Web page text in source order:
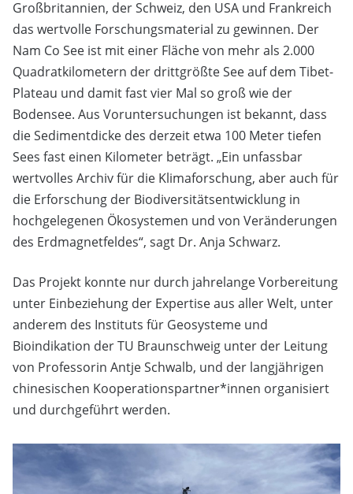
Großbritannien, der Schweiz, den USA und Frankreich
das wertvolle Forschungsmaterial zu gewinnen. Der
Nam Co See ist mit einer Fläche von mehr als 2.000
Quadratkilometern der drittgrößte See auf dem Tibet-
Plateau und damit fast vier Mal so groß wie der
Bodensee. Aus Voruntersuchungen ist bekannt, dass
die Sedimentdicke des derzeit etwa 100 Meter tiefen
Sees fast einen Kilometer beträgt. „Ein unfassbar
wertvolles Archiv für die Klimaforschung, aber auch für
die Erforschung der Biodiversitätsentwicklung in
hochgelegenen Ökosystemen und von Veränderungen
des Erdmagnetfeldes“, sagt Dr. Anja Schwarz.
Das Projekt konnte nur durch jahrelange Vorbereitung
unter Einbeziehung der Expertise aus aller Welt, unter
anderem des Instituts für Geosysteme und
Bioindikation der TU Braunschweig unter der Leitung
von Professorin Antje Schwalb, und der langjährigen
chinesischen Kooperationspartner*innen organisiert
und durchgeführt werden.